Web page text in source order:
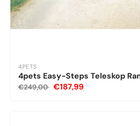
4PETS
4pets Easy-Steps Teleskop
€249,00 €187,99